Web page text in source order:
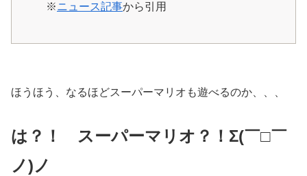
※ニュース記事から引用
ほうほう、なるほどスーパーマリオも遊べるのか、、、
は？！ スーパーマリオ？！Σ(￣□￣
ノ)ノ